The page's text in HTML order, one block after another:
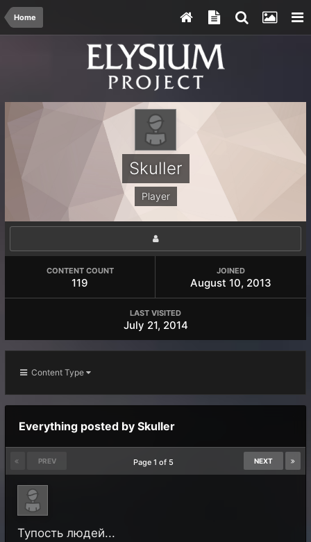
Home
Skuller
Player
CONTENT COUNT
119
JOINED
August 10, 2013
LAST VISITED
July 21, 2014
Content Type
Everything posted by Skuller
PREV NEXT
Page 1 of 5
Тупость людей...